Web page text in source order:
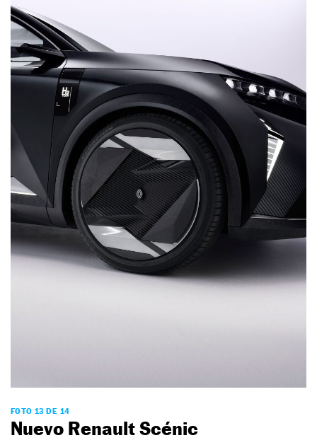
FOTO 13 DE 14
Nuevo Renault Scénic